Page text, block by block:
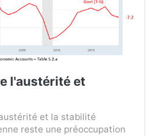
l'austérité et
et la stabilité
reste une préoccupation